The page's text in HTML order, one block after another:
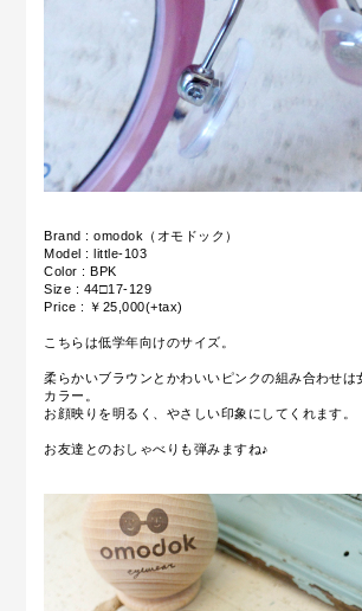
Brand : omodok（オモドック）
Model : little-103
Color : BPK
Size : 44□17-129
Price : ￥25,000(+tax)
こちらは低学年向けのサイズ。
柔らかいブラウンとかわいいピンクの組み合わせは
カラー。
お顔映りを明るく、やさしい印象にしてくれます。
お友達とのおしゃべりも弾みますね♪